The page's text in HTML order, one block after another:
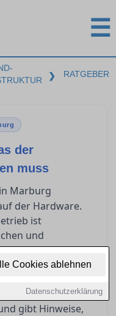
Cookies ablehnen
Datenschutzerklärung
☰
❯ RATGEBER
der
muss
in Marburg
der Hardware.
ist
und
erfüllen. Dieser
ist, erklärt die
und
gibt Hinweise,